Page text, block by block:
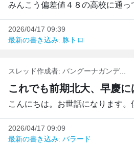
2026/04/17 09:39
最新の書き込み: 豚トロ
スレッド作成者: バングーナガンデ...
2026/04/17 09:09
最新の書き込み: バラード